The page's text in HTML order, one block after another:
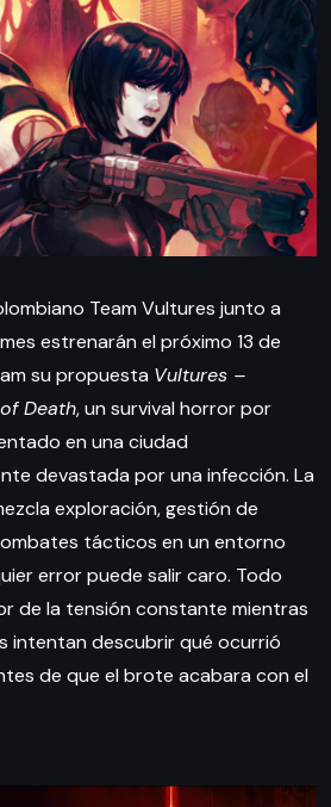
Team Vultures junto a
estrenarán el próximo 13 de
su propuesta Vultures –
Death, un survival horror por
en una ciudad
devastada por una infección. La
exploración, gestión de
tácticos en un entorno
error puede salir caro. Todo
de la tensión constante mientras
intentan descubrir qué ocurrió
de que el brote acabara con el